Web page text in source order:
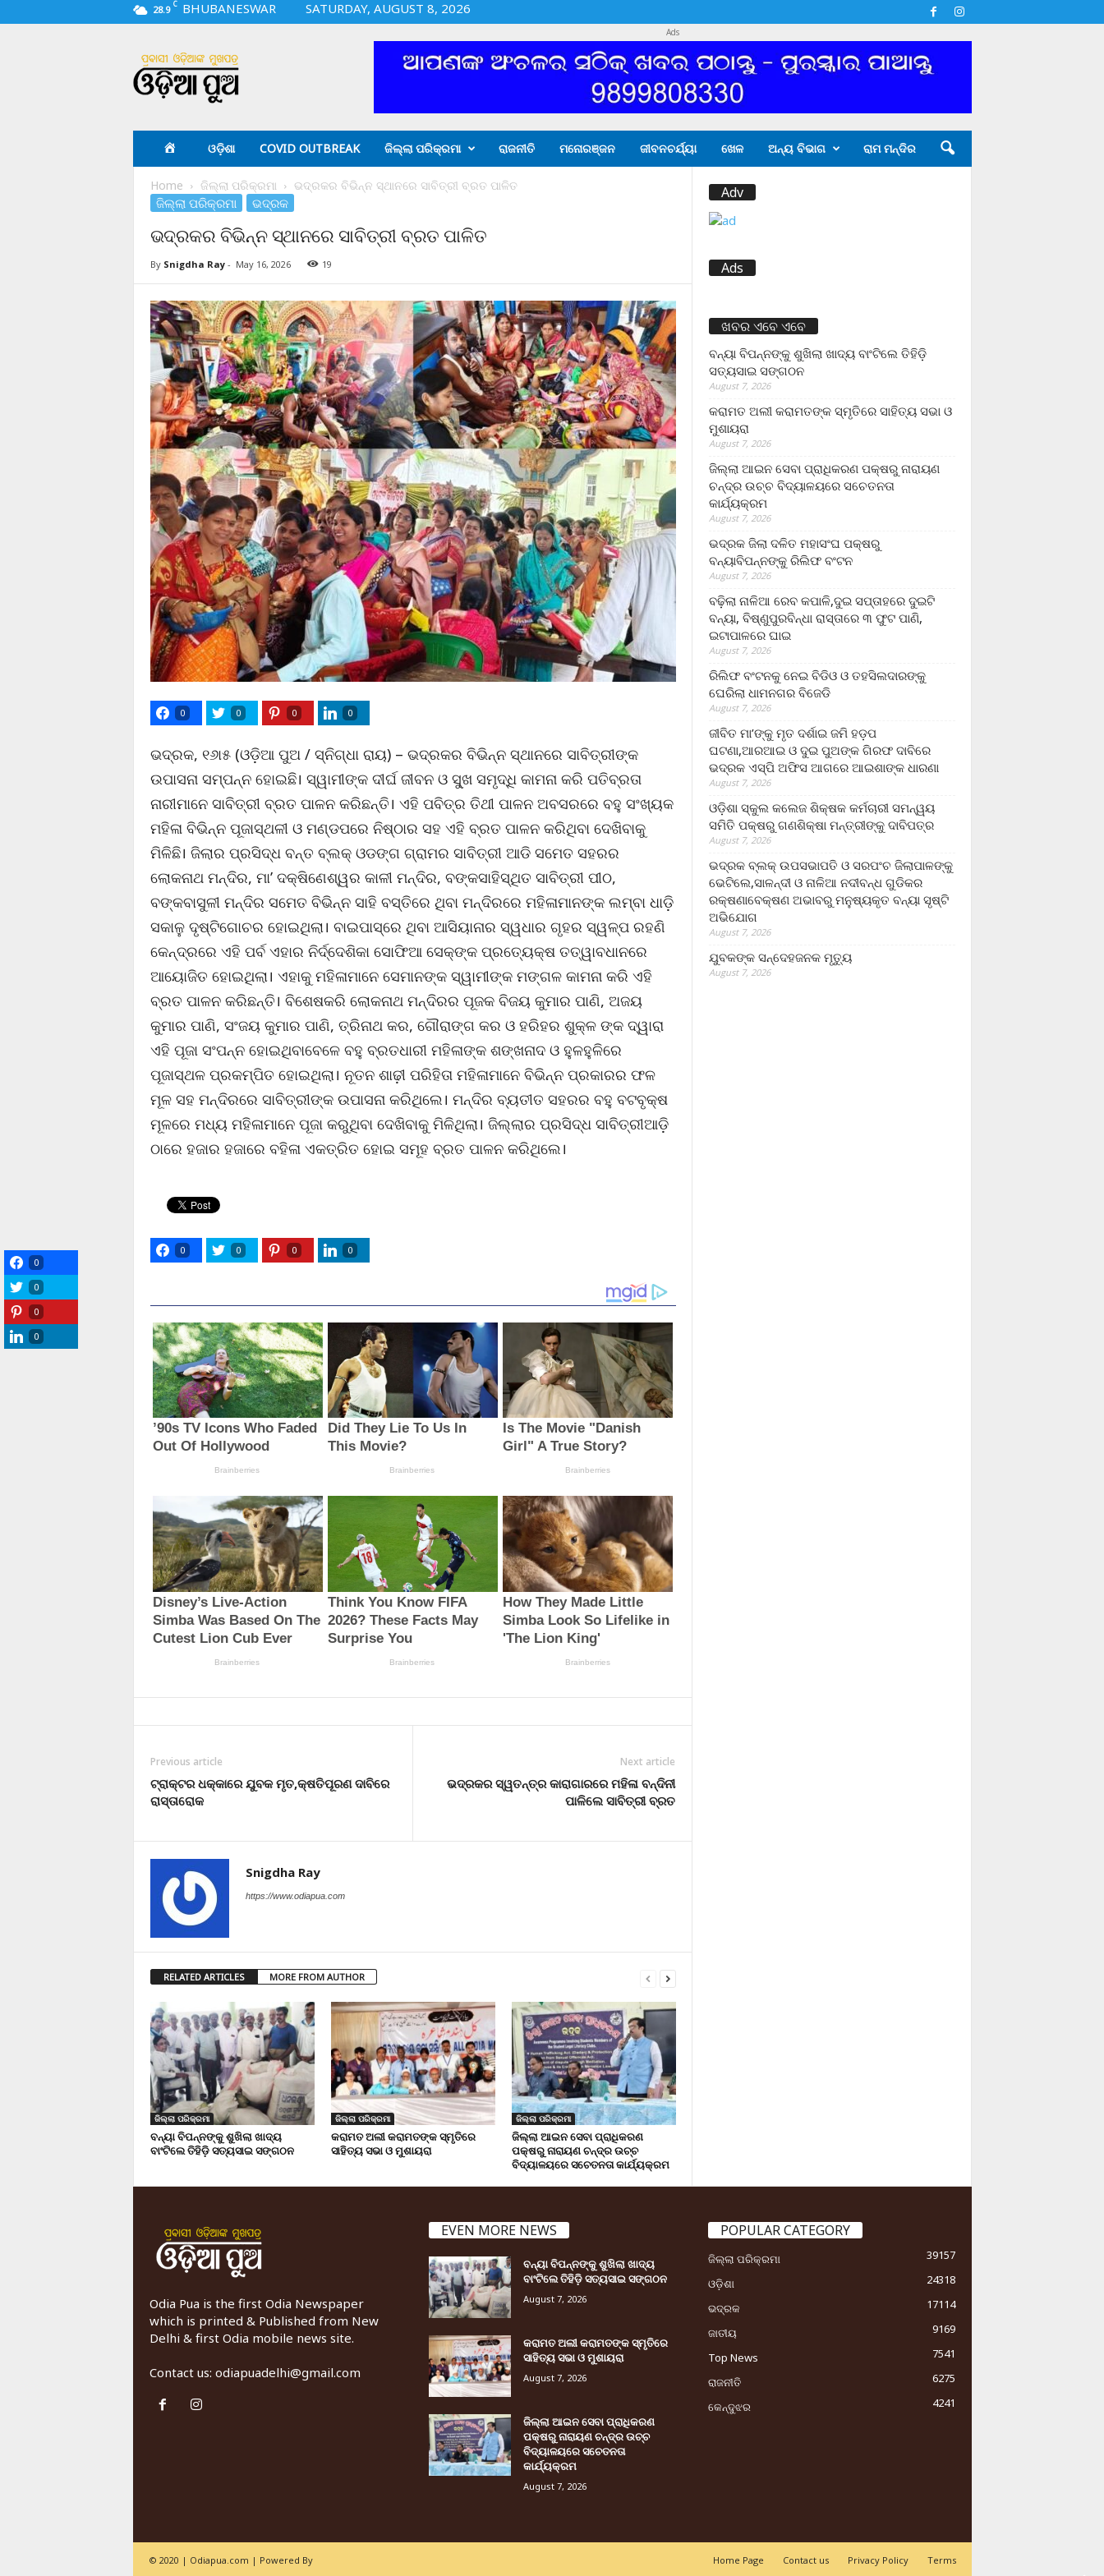
28.9 C BHUBANESWAR
SATURDAY, AUGUST 8, 2026
i
a
Ads
ଓଡ଼ିଶା COVID OUTBREAK ଜିଲ୍ଲା ପରିକ୍ରମା ରାଜନୀତି ମନୋରଞ୍ଜନ ଜୀବନଚର୍ଯ୍ୟା ଖେଳ ଅନ୍ୟ ବିଭାଗ ରାମ ମନ୍ଦିର
Home ଜିଲ୍ଲା ପରିକ୍ରମା ଭଦ୍ରକର ବିଭିନ୍ନ ସ୍ଥାନରେ ସାବିତ୍ରୀ ବ୍ରତ ପାଳିତ
ଜିଲ୍ଲା ପରିକ୍ରମା ଭଦ୍ରକ
ଭଦ୍ରକର ବିଭିନ୍ନ ସ୍ଥାନରେ ସାବିତ୍ରୀ ବ୍ରତ ପାଳିତ
By Snigdha Ray- May 16, 2026 19
0 0 0 0
ଭଦ୍ରକ, ୧୬ା୫ (ଓଡ଼ିଆ ପୁଅ / ସ୍ନିଗ୍ଧା ରାୟ) – ଭଦ୍ରକର ବିଭିନ୍ନ ସ୍ଥାନରେ ସାବିତ୍ରୀଙ୍କ
ଉପାସନା ସମ୍ପନ୍ନ ହୋଇଛି। ସ୍ୱାମୀଙ୍କ ଦୀର୍ଘ ଜୀବନ ଓ ସୁ୍‌ଖ ସମୃଦ୍ଧି କାମନା କରି ପତିବ୍ରତା
ନାରୀମାନେ ସାବିତ୍ରୀ ବ୍ରତ ପାଳନ କରିଛନ୍ତି। ଏହି ପବିତ୍ର ତିଥୀ ପାଳନ ଅବସରରେ ବହୁ ସଂଖ୍ୟକ
ମହିଳା ବିଭିନ୍ନ ପୂଜାସ୍ଥଳୀ ଓ ମଣ୍ଡପରେ ନିଷ୍ଠାର ସହ ଏହି ବ୍ରତ ପାଳନ କରିଥିବା ଦେଖିବାକୁ
ମିଳିଛି। ଜିଲାର ପ୍ରସିଦ୍ଧ ବନ୍ତ ବ୍ଲକ୍ ଓଡଙ୍ଗ ଗ୍ରାମର ସାବିତ୍ରୀ ଆଡି ସମେତ ସହରର
ଲୋକନାଥ ମନ୍ଦିର, ମା’ ଦକ୍ଷିଣେଶ୍ୱର କାଳୀ ମନ୍ଦିର, ବଙ୍କସାହିସ୍ଥିତ ସାବିତ୍ରୀ ପୀଠ,
ବଙ୍କବାସୁଳୀ ମନ୍ଦିର ସମେତ ବିଭିନ୍ନ ସାହି ବସ୍ତିରେ ଥିବା ମନ୍ଦିରରେ ମହିଳାମାନଙ୍କ ଲମ୍ବା ଧାଡ଼ି
ସକାଳୁ ଦୃଷ୍ଟିଗୋଚର ହୋଇଥିଲା। ବାଇପାସ୍‌ରେ ଥିବା ଆସିୟାନାର ସ୍ୱଧାର ଗୃହର ସ୍ୱଳ୍ପ ରହଣି
କେନ୍ଦ୍ରରେ ଏହି ପର୍ବ ଏହାର ନିର୍ଦ୍ଦେଶିକା ସୋଫିଆ ସେକ୍‌ଙ୍କ ପ୍ରତ୍ୟେକ୍ଷ ତତ୍ୱାବଧାନରେ
ଆୟୋଜିତ ହୋଇଥିଲା। ଏହାକୁ ମହିଳାମାନେ ସେମାନଙ୍କ ସ୍ୱାମୀଙ୍କ ମଙ୍ଗଳ କାମନା କରି ଏହି
ବ୍ରତ ପାଳନ କରିଛନ୍ତି। ବିଶେଷକରି ଲୋକନାଥ ମନ୍ଦିରର ପୂଜକ ବିଜୟ କୁମାର ପାଣି, ଅଜୟ
କୁମାର ପାଣି, ସଂଜୟ କୁମାର ପାଣି, ତ୍ରିନାଥ କର, ଗୌରାଙ୍ଗ କର ଓ ହରିହର ଶୁକ୍ଳ ଙ୍କ ଦ୍ୱାରା
ଏହି ପୂଜା ସଂପନ୍ନ ହୋଇଥିବାବେଳେ ବହୁ ବ୍ରତଧାରୀ ମହିଳାଙ୍କ ଶଙ୍ଖନାଦ ଓ ହୁଳହୁଳିରେ
ପୂଜାସ୍ଥଳ ପ୍ରକମ୍ପିତ ହୋଇଥିଲା। ନୂତନ ଶାଢ଼ୀ ପରିହିତା ମହିଳାମାନେ ବିଭିନ୍ନ ପ୍ରକାରର ଫଳ
ମୂଳ ସହ ମନ୍ଦିରରେ ସାବିତ୍ରୀଙ୍କ ଉପାସନା କରିଥିଲେ। ମନ୍ଦିର ବ୍ୟତୀତ ସହରର ବହୁ ବଟବୃକ୍ଷ
ମୂଳରେ ମଧ୍ୟ ମହିଳାମାନେ ପୂଜା କରୁଥିବା ଦେଖିବାକୁ ମିଳିଥିଲା। ଜିଲ୍ଲାର ପ୍ରସିଦ୍ଧ ସାବିତ୍ରୀଆଡ଼ି
ଠାରେ ହଜାର ହଜାରେ ବହିଳା ଏକତ୍ରିତ ହୋଇ ସମୂହ ବ୍ରତ ପାଳନ କରିଥିଲେ।
0 0 0 0
Previous article
ଟ୍ରାକ୍ଟର ଧକ୍କାରେ ଯୁବକ ମୃତ,କ୍ଷତିପୂରଣ ଦାବିରେ
ରାସ୍ତାରୋକ
Next article
ଭଦ୍ରକର ସ୍ୱତନ୍ତ୍ର କାରାଗାରରେ ମହିଳା ବନ୍ଦିନୀ
ପାଳିଲେ ସାବିତ୍ରୀ ବ୍ରତ
Snigdha Ray
https://www.odiapua.com
RELATED ARTICLES MORE FROM AUTHOR
ଜିଲ୍ଲା ପରିକ୍ରମା
ବନ୍ୟା ବିପନ୍ନଙ୍କୁ ଶୁଖିଲା ଖାଦ୍ୟ
ବାଂଟିଲେ ତିହିଡି଼ ସତ୍ୟସାଇ ସଙ୍ଗଠନ
ଜିଲ୍ଲା ପରିକ୍ରମା
କରାମତ ଅଲୀ କରାମତଙ୍କ ସ୍ମୃତିରେ
ସାହିତ୍ୟ ସଭା ଓ ମୁଶାୟରା
ଜିଲ୍ଲା ପରିକ୍ରମା
ଜିଲ୍ଲା ଆଇନ ସେବା ପ୍ରାଧିକରଣ
ପକ୍ଷରୁ ନାରାୟଣ ଚନ୍ଦ୍ର ଉଚ୍ଚ
ବିଦ୍ୟାଳୟରେ ସଚେତନତା କାର୍ଯ୍ୟକ୍ରମ
Adv
Ads
ଖବର ଏବେ ଏବେ
ବନ୍ୟା ବିପନ୍ନଙ୍କୁ ଶୁଖିଲା ଖାଦ୍ୟ ବାଂଟିଲେ ତିହିଡି଼
ସତ୍ୟସାଇ ସଙ୍ଗଠନ
August 7, 2026
କରାମତ ଅଲୀ କରାମତଙ୍କ ସ୍ମୃତିରେ ସାହିତ୍ୟ ସଭା ଓ
ମୁଶାୟରା
August 7, 2026
ଜିଲ୍ଲା ଆଇନ ସେବା ପ୍ରାଧିକରଣ ପକ୍ଷରୁ ନାରାୟଣ
ଚନ୍ଦ୍ର ଉଚ୍ଚ ବିଦ୍ୟାଳୟରେ ସଚେତନତା
କାର୍ଯ୍ୟକ୍ରମ
August 7, 2026
ଭଦ୍ରକ ଜିଲା ଦଳିତ ମହାସଂଘ ପକ୍ଷରୁ
ବନ୍ୟାବିପନ୍ନଙ୍କୁ ରିଲିଫ ବଂଟନ
August 7, 2026
ବଢ଼ିଲା ନାଳିଆ ରେବ କପାଳି,ଦୁଇ ସପ୍ତାହରେ ଦୁଇଟି
ବନ୍ୟା, ବିଷ୍ଣୁପୁରବିନ୍ଧା ରାସ୍ତାରେ ୩ ଫୁଟ ପାଣି,
ଇଟାପାଳରେ ଘାଇ
August 7, 2026
ରିଲିଫ ବଂଟନକୁ ନେଇ ବିଡିଓ ଓ ତହସିଲଦାରଙ୍କୁ
ଘେରିଲା ଧାମନଗର ବିଜେଡି
August 7, 2026
ଜୀବିତ ମା’ଙ୍କୁ ମୃତ ଦର୍ଶାଇ ଜମି ହଡ଼ପ
ଘଟଣା,ଆରଆଇ ଓ ଦୁଇ ପୁଅଙ୍କ ଗିରଫ ଦାବିରେ
ଭଦ୍ରକ ଏସ୍‌ପି ଅଫିସ ଆଗରେ ଆଇଶାଙ୍କ ଧାରଣା
August 7, 2026
ଓଡ଼ିଶା ସ୍କୁଲ କଲେଜ ଶିକ୍ଷକ କର୍ମଚାରୀ ସମନ୍ୱୟ
ସମିତି ପକ୍ଷରୁ ଗଣଶିକ୍ଷା ମନ୍ତ୍ରୀଙ୍କୁ ଦାବିପତ୍ର
August 7, 2026
ଭଦ୍ରକ ବ୍ଲକ୍ ଉପସଭାପତି ଓ ସରପଂଚ ଜିଲାପାଳଙ୍କୁ
ଭେଟିଲେ,ସାଳନ୍ଦୀ ଓ ନାଳିଆ ନଦୀବନ୍ଧ ଗୁଡିକର
ରକ୍ଷଣାବେକ୍ଷଣ ଅଭାବରୁ ମନୁଷ୍ୟକୃତ ବନ୍ୟା ସୃଷ୍ଟି
ଅଭିଯୋଗ
August 7, 2026
ଯୁବକଙ୍କ ସନ୍ଦେହଜନକ ମୃତ୍ୟୁ
August 7, 2026
Odia Pua is the first Odia Newspaper
which is printed & Published from New
Delhi & first Odia mobile news site.
Contact us: odiapuadelhi@gmail.com
EVEN MORE NEWS
ବନ୍ୟା ବିପନ୍ନଙ୍କୁ ଶୁଖିଲା ଖାଦ୍ୟ
ବାଂଟିଲେ ତିହିଡି଼ ସତ୍ୟସାଇ ସଙ୍ଗଠନ
August 7, 2026
କରାମତ ଅଲୀ କରାମତଙ୍କ ସ୍ମୃତିରେ
ସାହିତ୍ୟ ସଭା ଓ ମୁଶାୟରା
August 7, 2026
ଜିଲ୍ଲା ଆଇନ ସେବା ପ୍ରାଧିକରଣ
ପକ୍ଷରୁ ନାରାୟଣ ଚନ୍ଦ୍ର ଉଚ୍ଚ
ବିଦ୍ୟାଳୟରେ ସଚେତନତା
କାର୍ଯ୍ୟକ୍ରମ
August 7, 2026
POPULAR CATEGORY
ଜିଲ୍ଲା ପରିକ୍ରମା
39157
ଓଡ଼ିଶା
24318
ଭଦ୍ରକ
17114
ଜାତୀୟ
9169
Top News
7541
ରାଜନୀତି
6275
କେନ୍ଦୁଝର
4241
Home Page Contact us Privacy Policy Terms
© 2020 | Odiapua.com | Powered By
0
0
0
0